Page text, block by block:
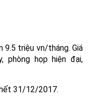
9.5 triệu vn/tháng. Giá
phòng họp hiện đại,
31/12/2017.